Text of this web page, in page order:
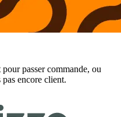
passer commande, ou
encore client.